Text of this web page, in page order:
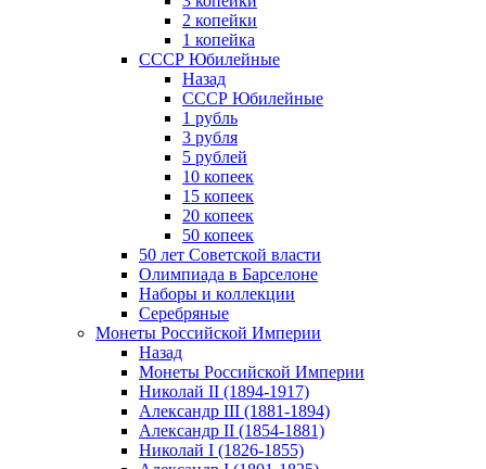
2 копейки
1 копейка
СССР Юбилейные
Назад
СССР Юбилейные
1 рубль
3 рубля
5 рублей
10 копеек
15 копеек
20 копеек
50 копеек
50 лет Советской власти
Олимпиада в Барселоне
Наборы и коллекции
Серебряные
Монеты Российской Империи
Назад
Монеты Российской Империи
Николай II (1894-1917)
Александр III (1881-1894)
Александр II (1854-1881)
Николай I (1826-1855)